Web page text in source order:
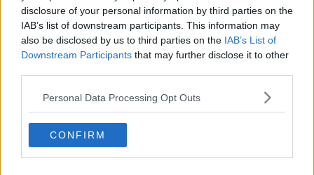
disclosure of your personal information by third parties on the
IAB’s list of downstream participants. This information may
also be disclosed by us to third parties on the IAB’s List of
Downstream Participants that may further disclose it to other
Personal Data Processing Opt Outs
CONFIRM
sunt marcate cu*